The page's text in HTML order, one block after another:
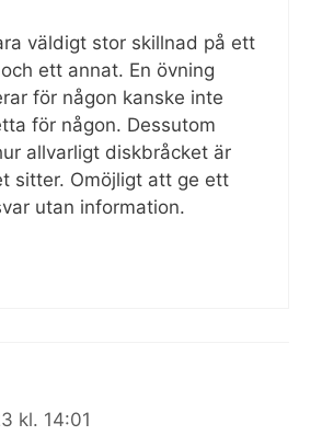
väldigt stor skillnad på ett
ett annat. En övning
för någon kanske inte
för någon. Dessutom
allvarligt diskbråcket är
sitter. Omöjligt att ge ett
utan information.
kl. 14:01